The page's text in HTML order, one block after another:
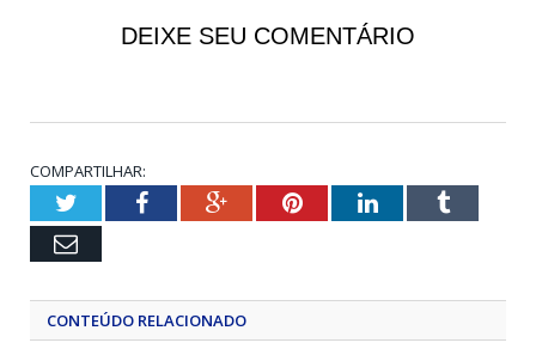
DEIXE SEU COMENTÁRIO
COMPARTILHAR:
TwitterFacebookGoogle+PinterestLinkedInTumblr
Email
CONTEÚDO RELACIONADO